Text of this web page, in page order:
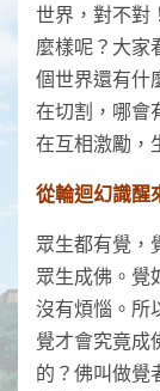
世界，對不對
麼樣呢？大家
個世界還有什
在切割，哪會
在互相激勵，
從輪迴幻識醒
眾生都有覺，
眾生成佛。覺
沒有煩惱。所
覺才會究竟成
的？佛叫做覺